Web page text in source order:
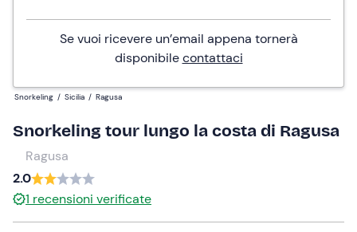
Se vuoi ricevere un’email appena tornerà
disponibilecontattaci
Snorkeling / Sicilia / Ragusa
Snorkeling tour lungo la costa di Ragusa
Ragusa
2.0
1 recensioni verificate